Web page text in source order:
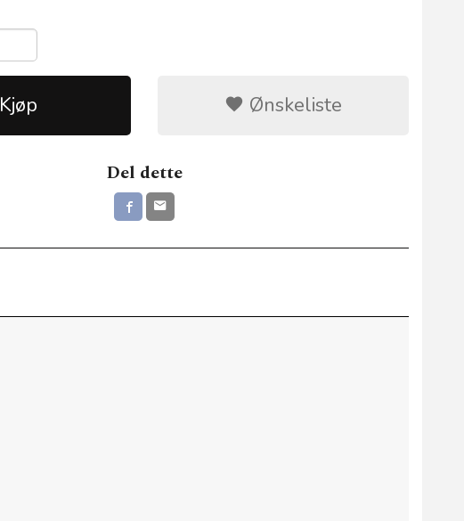
Kjøp Ønskeliste
Del dette